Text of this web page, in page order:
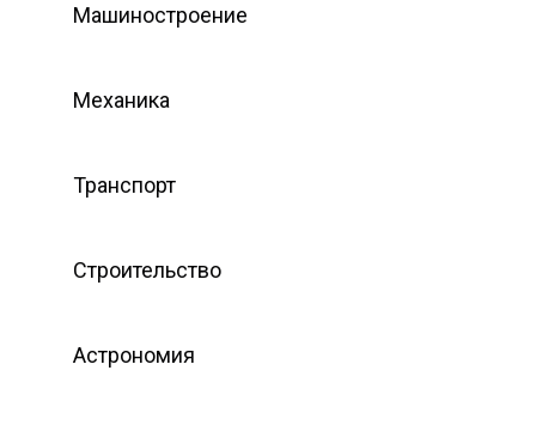
Машиностроение
Механика
Транспорт
Строительство
Астрономия